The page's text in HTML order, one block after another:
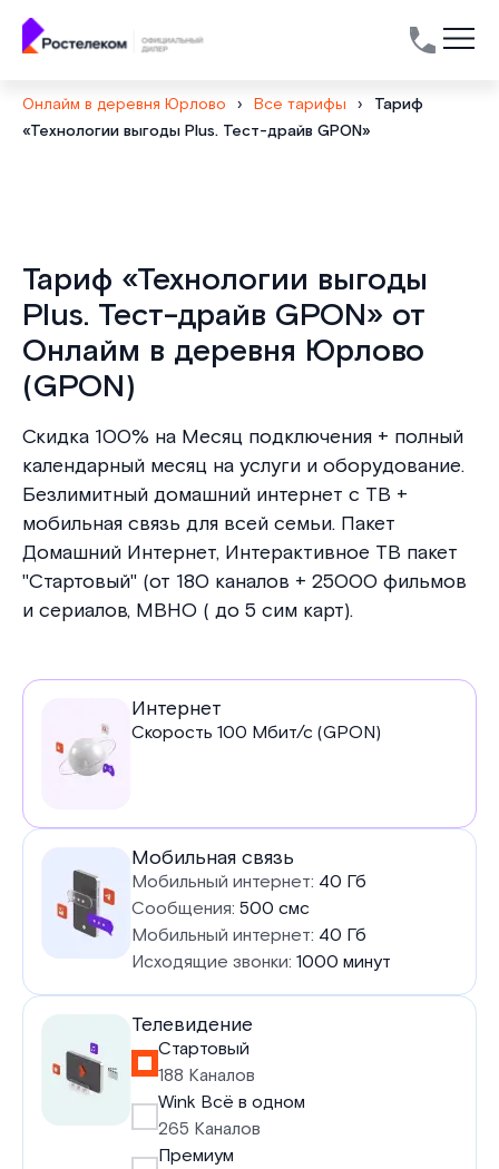
Онлайм в деревня Юрлово › Все тарифы ›
Тариф
«Технологии выгоды Plus. Тест-драйв GPON»
Тариф «Технологии выгоды
Plus. Тест-драйв GPON» от
Онлайм в деревня Юрлово
(GPON)
Скидка 100% на Месяц подключения + полный
календарный месяц на услуги и оборудование.
Безлимитный домашний интернет с ТВ +
мобильная связь для всей семьи. Пакет
Домашний Интернет, Интерактивное ТВ пакет
"Стартовый" (от 180 каналов + 25000 фильмов
и сериалов, МВНО ( до 5 сим карт).
Услуги
тарифе
Интернет
Скорость 100 Мбит/с (GPON)
Мобильная связь
Мобильный интернет: 40 Гб
Сообщения: 500 смс
Мобильный интернет: 40 Гб
Исходящие звонки: 1000 минут
Телевидение
Стартовый
188 Каналов
Wink Всё в одном
265 Каналов
Премиум